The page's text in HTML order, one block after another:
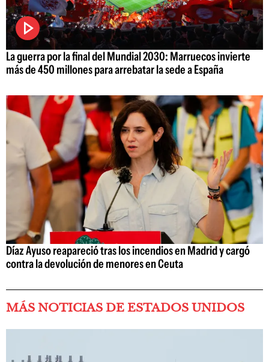
La guerra por la final del Mundial 2030: Marruecos invierte
más de 450 millones para arrebatar la sede a España
Díaz Ayuso reapareció tras los incendios en Madrid y cargó
contra la devolución de menores en Ceuta
MÁS NOTICIAS DE ESTADOS UNIDOS